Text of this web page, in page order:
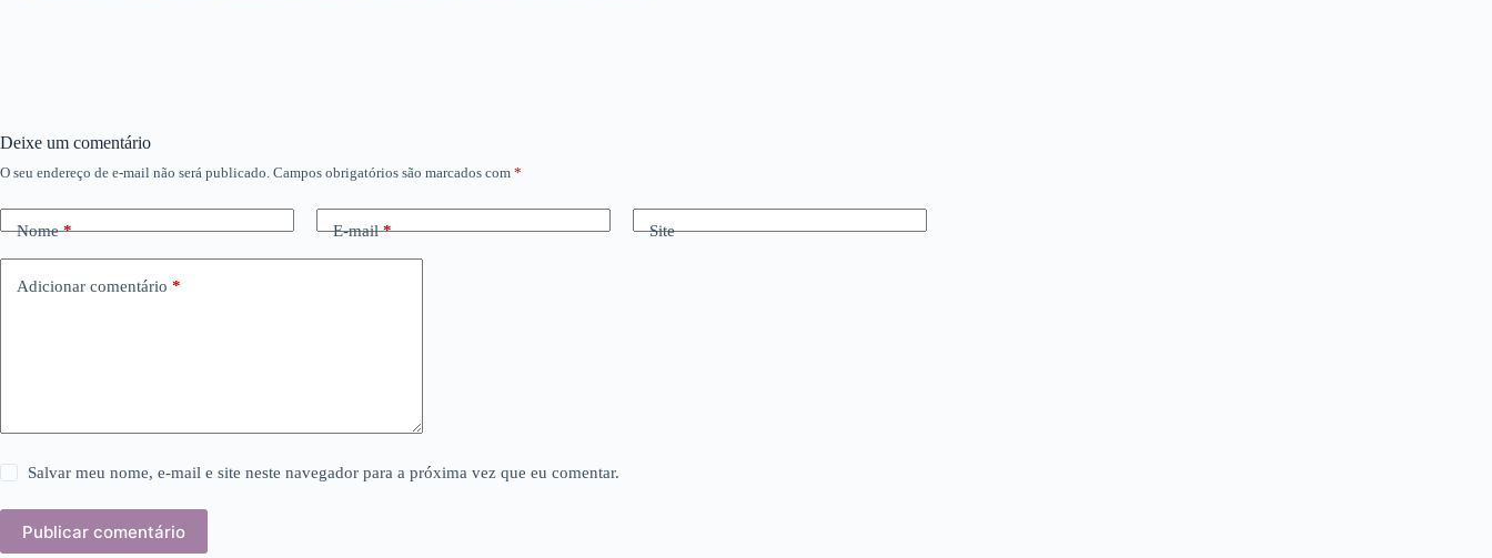
Deixe um comentário
O seu endereço de e-mail não será publicado. Campos obrigatórios são marcados com *
Nome* E-mail* Site
Adicionar comentário *
Salvar meu nome, e-mail e site neste navegador para a próxima vez que eu comentar.
Publicar comentário